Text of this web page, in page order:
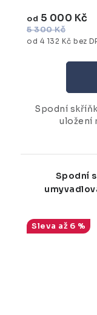
od 4 132 Kč bez
od 5 000 Kč
5 300 Kč
Spodní
uložení
Spodní
až 6 %